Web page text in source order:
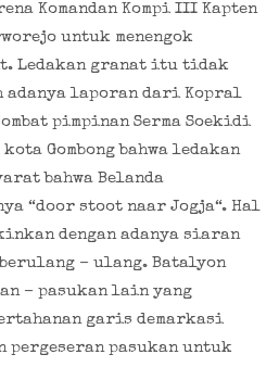
Komandan Kompi III Kapten
untuk menengok
Ledakan granat itu tidak
laporan dari Kopral
pimpinan Serma Soekidi
Gombong bahwa ledakan
bahwa Belanda
“door stoot naar Jogja“. Hal
dengan adanya siaran
– ulang. Batalyon
– pasukan lain yang
garis demarkasi
pergeseran pasukan untuk